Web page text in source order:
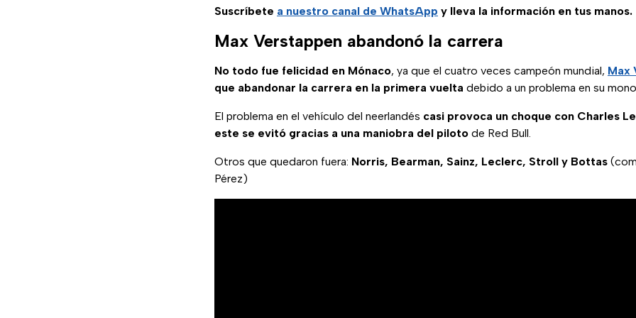
Suscríbete a nuestro canal de WhatsApp y lleva la información en tus manos.
Max Verstappen abandonó la carrera
No todo fue felicidad en Mónaco, ya que el cuatro veces campeón mundial, Max
que abandonar la carrera en la primera vuelta debido a un problema en su
El problema en el vehículo del neerlandés casi provoca un choque con Charles
este se evitó gracias a una maniobra del piloto de Red Bull.
Otros que quedaron fuera: Norris, Bearman, Sainz, Leclerc, Stroll y Bottas
Pérez)